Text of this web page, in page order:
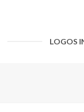
LOGOS